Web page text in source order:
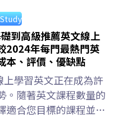
估自己的能力。請在
線上測試和現場口語測
反應、詞匯量、發音
標並分配合理的時間
技能。 明確學習英語
定一個具體目標將幫
習什麼以及需要學習多
果您的目標是在6個
到高級推薦英文線上
2024年每門最熱門英
本、評價、優缺點
上學習英文正在成為許
。隨著英文課程數量的
適合您目標的課程並不
Speak 了解最好、